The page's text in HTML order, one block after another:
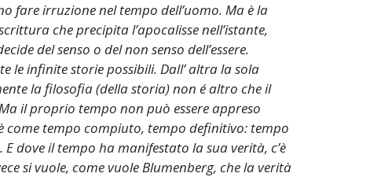
fare irruzione nel tempo dell’uomo. Ma è la
che precipita l’apocalisse nell’istante,
del senso o del non senso dell’essere.
le infinite storie possibili. Dall’ altra la sola
la filosofia (della storia) non é altro che il
il proprio tempo non può essere appreso
tempo compiuto, tempo definitivo: tempo
dove il tempo ha manifestato la sua verità, c’è
si vuole, come vuole Blumenberg, che la verità